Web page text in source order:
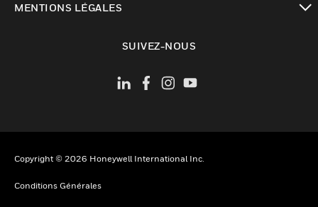
MENTIONS LÉGALES
SUIVEZ-NOUS
Copyright © 2026 Honeywell International Inc.
Conditions Générales